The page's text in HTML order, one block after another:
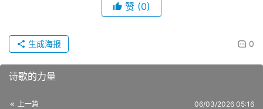
赞 (0)
0
生成海报
诗歌的力量
上一篇 06/03/2026 05:16